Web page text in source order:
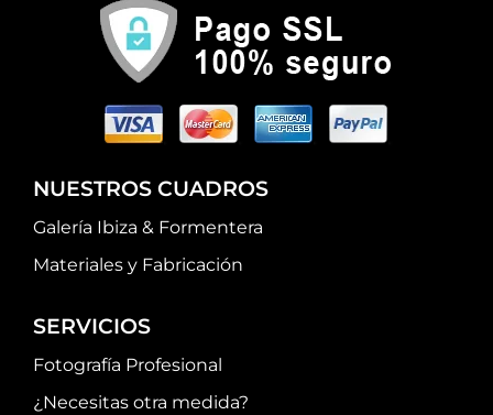
NUESTROS CUADROS
Galería Ibiza & Formentera
Materiales y Fabricación
SERVICIOS
Fotografía Profesional
¿Necesitas otra medida?